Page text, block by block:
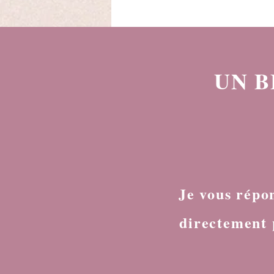
Alors parfois, tu
plus légère. Mais si ce
UN
Je vous
directement